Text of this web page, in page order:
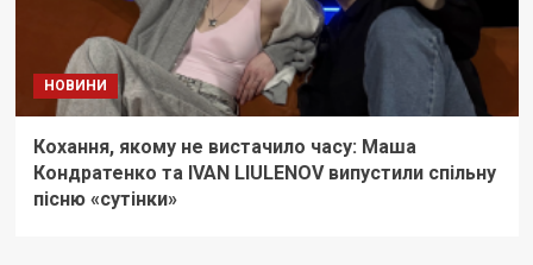
НОВИНИ
Кохання, якому не вистачило часу: Маша
Кондратенко та IVAN LIULENOV випустили спільну
пісню «сутінки»